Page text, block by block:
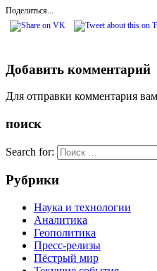
Поделиться...
Добавить комментарий
Для отправки комментария
поиск
Search for:
Рубрики
Наука и технологии
Аналитика
Геополитика
Пресс-релизы
Пёстрый мир